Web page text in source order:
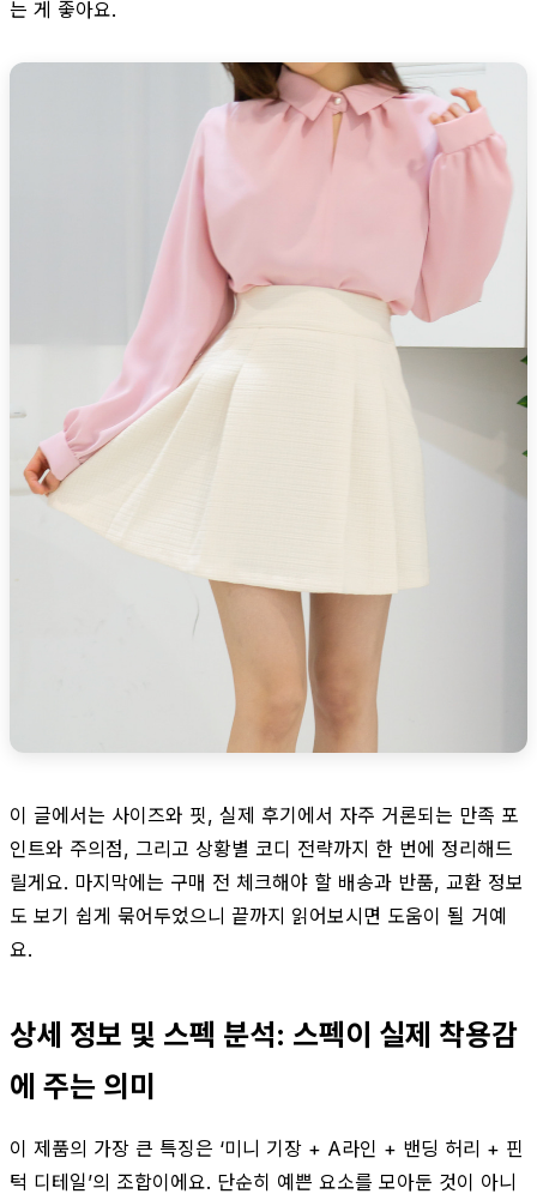
는 게 좋아요.
이 글에서는 사이즈와 핏, 실제 후기에서 자주 거론되는 만족 포
인트와 주의점, 그리고 상황별 코디 전략까지 한 번에 정리해드
릴게요. 마지막에는 구매 전 체크해야 할 배송과 반품, 교환 정보
도 보기 쉽게 묶어두었으니 끝까지 읽어보시면 도움이 될 거예
요.
상세 정보 및 스펙 분석: 스펙이 실제 착용감
에 주는 의미
이 제품의 가장 큰 특징은 ‘미니 기장 + A라인 + 밴딩 허리 + 핀
턱 디테일’의 조합이에요. 단순히 예쁜 요소를 모아둔 것이 아니